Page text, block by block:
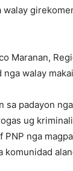
Maranan,
nga walay
sa padayon
ug
nga
komunidad